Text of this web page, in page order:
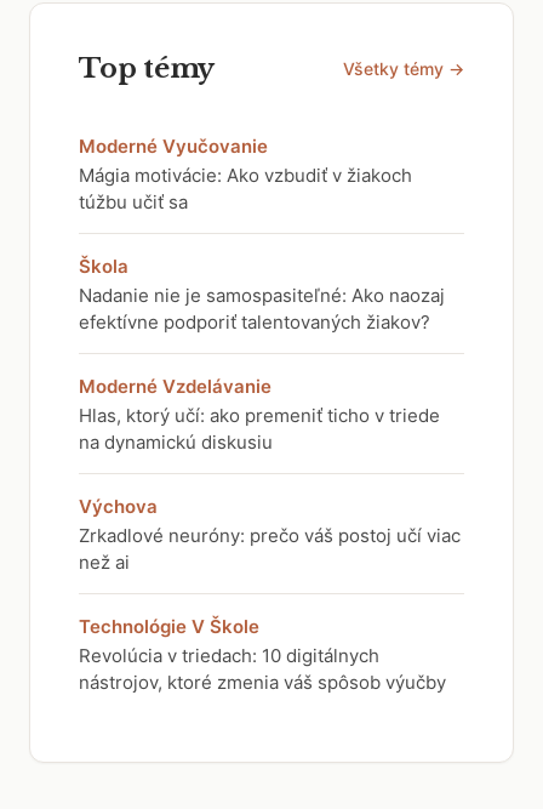
Top témy Všetky témy →
Moderné Vyučovanie
Mágia motivácie: Ako vzbudiť v žiakoch
túžbu učiť sa
Škola
Nadanie nie je samospasiteľné: Ako naozaj
efektívne podporiť talentovaných žiakov?
Moderné Vzdelávanie
Hlas, ktorý učí: ako premeniť ticho v triede
na dynamickú diskusiu
Výchova
Zrkadlové neuróny: prečo váš postoj učí viac
než ai
Technológie V Škole
Revolúcia v triedach: 10 digitálnych
nástrojov, ktoré zmenia váš spôsob výučby